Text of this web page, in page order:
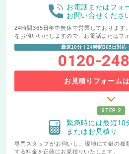
お電話またはフォ
お問い合せくださ
24時間365日年中無休で営業しております
をお伺いいたしますので、お電話またはフ
最速10分！24時間365日対応
0120-
お見積りフォーム
STEP 2
緊急時には最短10
またはお見積り
専門スタッフがお伺いし、現地にて鍵の種
する料金を正確にお見積りいたします。